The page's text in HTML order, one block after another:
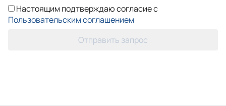
Настоящим подтверждаю согласие с
Пользовательским соглашением
Отправить запрос